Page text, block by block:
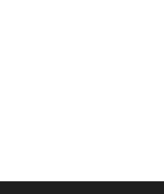
complexe du marché de la livraison à